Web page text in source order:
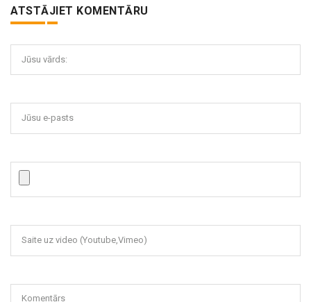
ATSTĀJIET KOMENTĀRU
Jūsu vārds:
Jūsu e-pasts
Saite uz video (Youtube,Vimeo)
Komentārs